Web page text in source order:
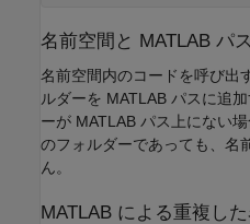
名前空間と MATLAB パス
名前空間内のコードを呼び出
ルダーを MATLAB パスに追
ーが MATLAB パス上にない
のフォルダーであっても、名
ん。
MATLAB による重複し